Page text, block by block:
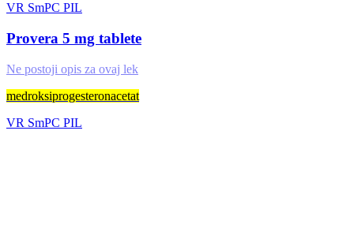
VR SmPC PIL
Provera 5 mg tablete
Ne postoji opis za ovaj lek
medroksiprogesteronacetat
VR SmPC PIL